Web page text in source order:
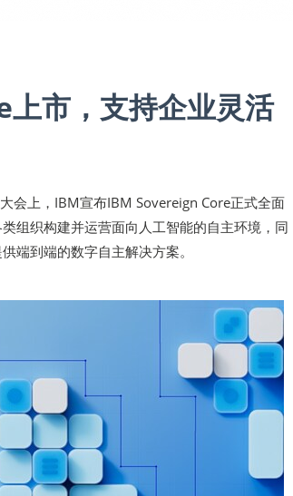
市，支持企业灵活
会上，IBM宣布IBM Sovereign Core正式全面
组织构建并运营面向人工智能的自主环境，同
端到端的数字自主解决方案。